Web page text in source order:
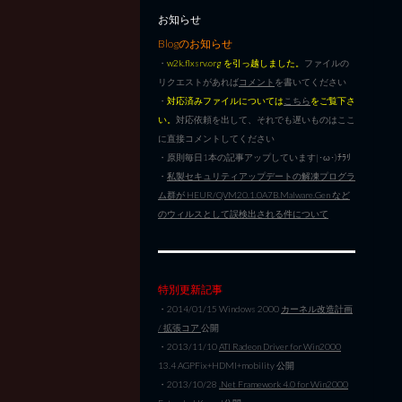
お知らせ
Blogのお知らせ
・ w2k.flxsrv.org を引っ越しました。 ファイルの
リクエストがあればコメント を書いてください
・ 対応済みファイルについては こちらをご覧下さ
い。 対応依頼を出して、それでも遅いものはここ
に直接コメントしてください
・原則毎日1本の記事アップしています|･ω･)ﾁﾗﾘ
・ 私製セキュリティアップデートの解凍プログラ
ム群が HEUR/QVM20.1.0A7B.Malware.Gen など
のウィルスとして誤検出される件について
特別更新記事
・2014/01/15 Windows 2000 カーネル改造計画
/ 拡張コア 公開
・2013/11/10ATI Radeon Driver for Win2000
13.4 AGPFix+HDMI+mobility 公開
・2013/10/28 .Net Framework 4.0 for Win2000